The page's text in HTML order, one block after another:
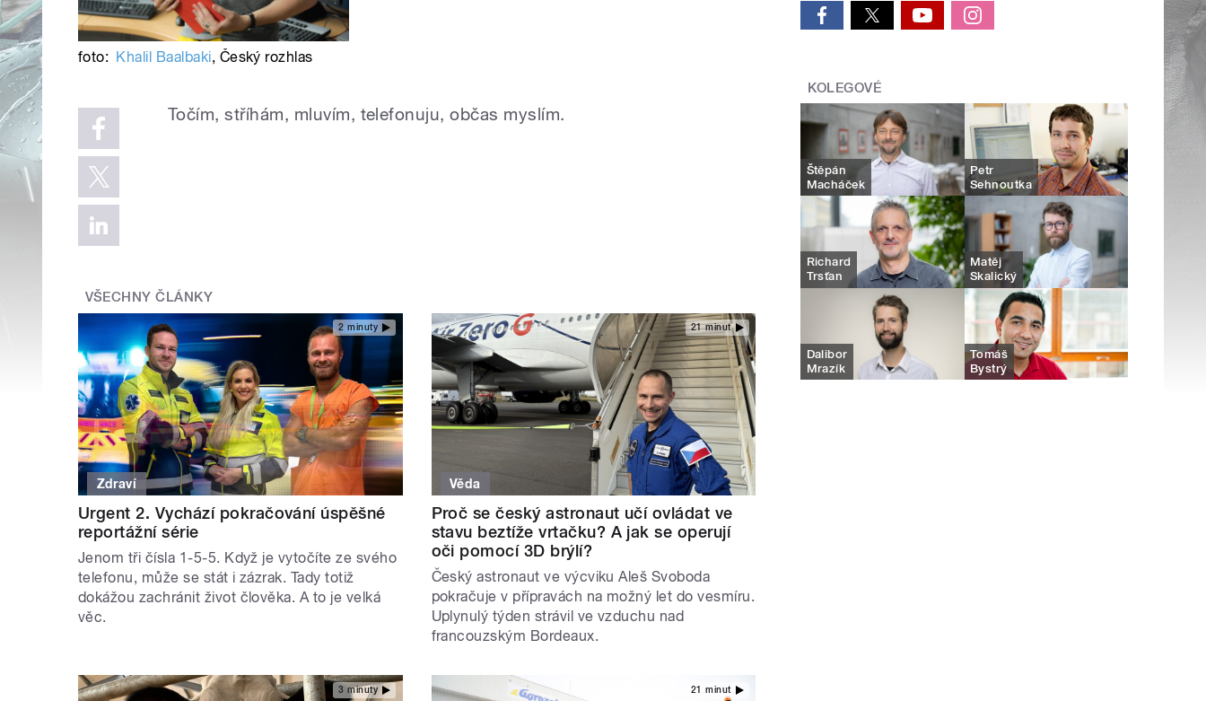
foto: Khalil Baalbaki, Český rozhlas
Točím, stříhám, mluvím, telefonuju, občas myslím.
VŠECHNY ČLÁNKY
2 minuty
Zdraví
Urgent 2. Vychází pokračování úspěšné
reportážní série
Jenom tři čísla 1-5-5. Když je vytočíte ze svého
telefonu, může se stát i zázrak. Tady totiž
dokážou zachránit život člověka. A to je velká
věc.
21 minut
Věda
Proč se český astronaut učí ovládat ve
stavu beztíže vrtačku? A jak se operují
oči pomocí 3D brýlí?
Český astronaut ve výcviku Aleš Svoboda
pokračuje v přípravách na možný let do vesmíru.
Uplynulý týden strávil ve vzduchu nad
francouzským Bordeaux.
3 minuty 21 minut
KOLEGOVÉ
Štěpán
Macháček
Petr
Sehnoutka
Richard
Trsťan
Matěj
Skalický
Dalibor
Mrazík
Tomáš
Bystrý